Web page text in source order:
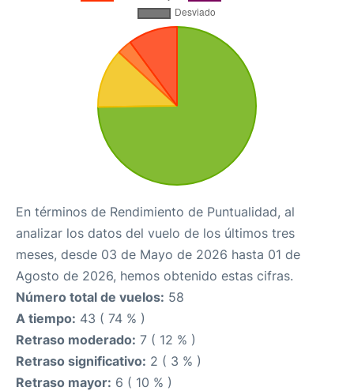
En términos de Rendimiento de Puntualidad, al
analizar los datos del vuelo de los últimos tres
meses, desde 03 de Mayo de 2026 hasta 01 de
Agosto de 2026, hemos obtenido estas cifras.
Número total de vuelos: 58
A tiempo: 43 ( 74 % )
Retraso moderado: 7 ( 12 % )
Retraso significativo: 2 ( 3 % )
Retraso mayor: 6 ( 10 % )